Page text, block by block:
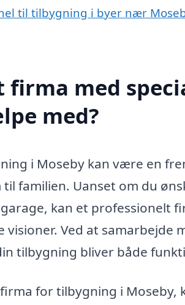
til tilbygning i byer nær
firma med
med?
i Moseby kan være en
familien. Uanset om du
kan et professionelt
visioner. Ved at
tilbygning bliver både
for tilbygning i